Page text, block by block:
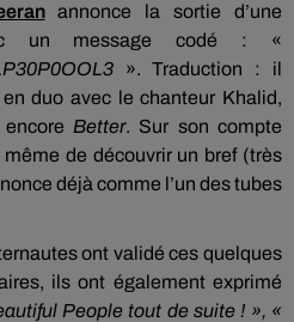
annonce la sortie d’une
un message codé : «
». Traduction : il
en duo avec le chanteur Khalid,
Better. Sur son compte
de découvrir un bref (très
déjà comme l’un des tubes
ont validé ces quelques
ils ont également exprimé
People tout de suite ! », «